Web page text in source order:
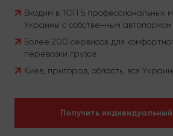
Входим в ТОП 5 профессиональных
Украины с собственным автопарком
Более 200 сервисов для
перевозки грузов
Киев, пригород, область, вся
Получить